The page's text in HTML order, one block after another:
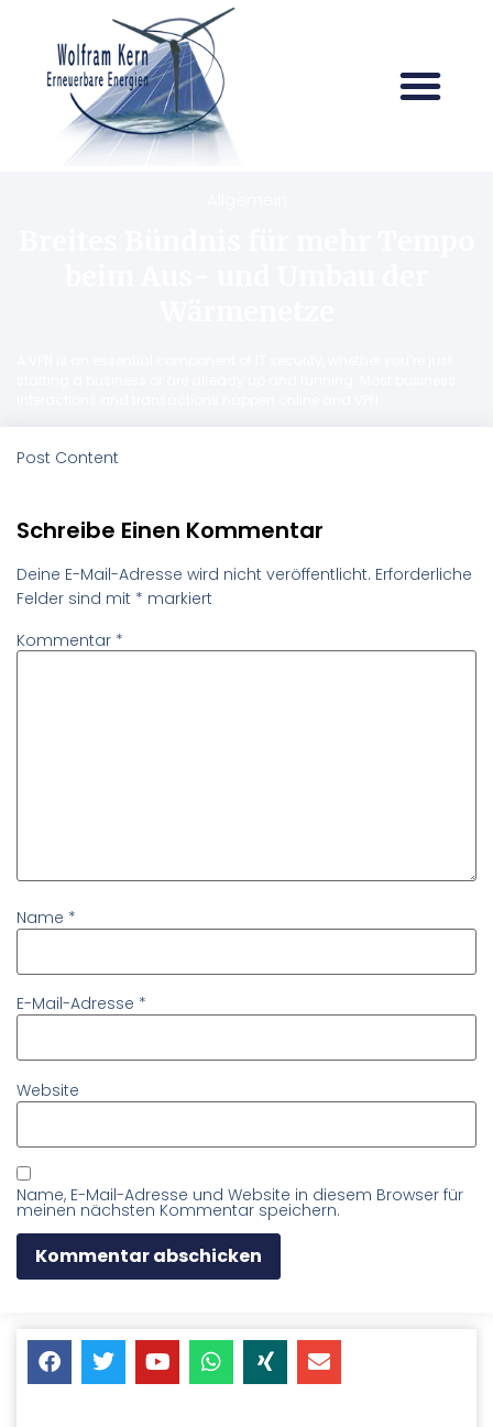
Post Content
Schreibe Einen Kommentar
Deine E-Mail-Adresse wird nicht veröffentlicht. Erforderliche
Felder sind mit * markiert
Kommentar *
Name *
E-Mail-Adresse *
Website
Name, E-Mail-Adresse und Website in diesem Browser für
meinen nächsten Kommentar speichern.